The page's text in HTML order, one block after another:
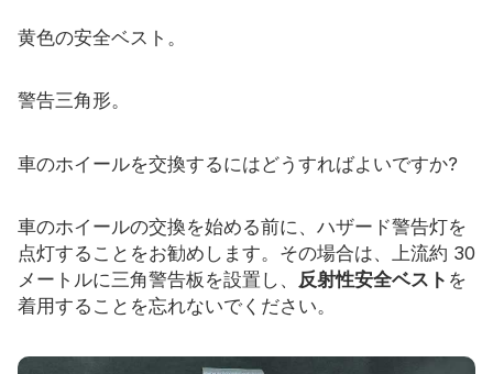
黄色の安全ベスト。
警告三角形。
車のホイールを交換するにはどうすればよいですか?
車のホイールの交換を始める前に、ハザード警告灯を
点灯することをお勧めします。その場合は、上流約 30
メートルに三角警告板を設置し、 反射性安全ベスト を
着用することを忘れないでください。